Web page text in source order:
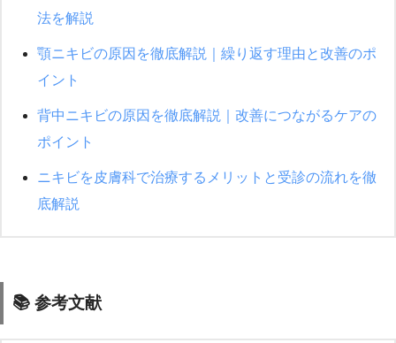
法を解説
顎ニキビの原因を徹底解説｜繰り返す理由と改善のポ
イント
背中ニキビの原因を徹底解説｜改善につながるケアの
ポイント
ニキビを皮膚科で治療するメリットと受診の流れを徹
底解説
📚 参考文献